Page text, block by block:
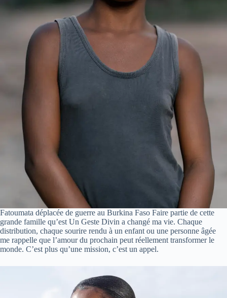
Fatoumata déplacée de guerre au Burkina Faso Faire partie de cette
grande famille qu’est Un Geste Divin a changé ma vie. Chaque
distribution, chaque sourire rendu à un enfant ou une personne âgée
me rappelle que l’amour du prochain peut réellement transformer le
monde. C’est plus qu’une mission, c’est un appel.